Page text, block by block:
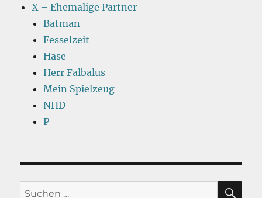
X – Ehemalige Partner
Batman
Fesselzeit
Hase
Herr Falbalus
Mein Spielzeug
NHD
P
Suchen